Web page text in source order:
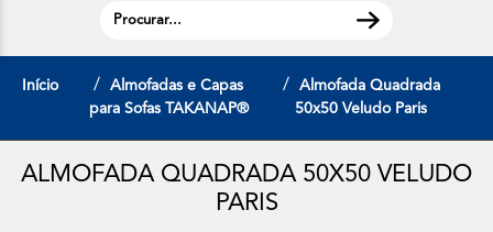
Início
Almofadas e Capas
para Sofas TAKANAP®
Almofada Quadrada
50x50 Veludo Paris
ALMOFADA QUADRADA 50X50 VELUDO
PARIS